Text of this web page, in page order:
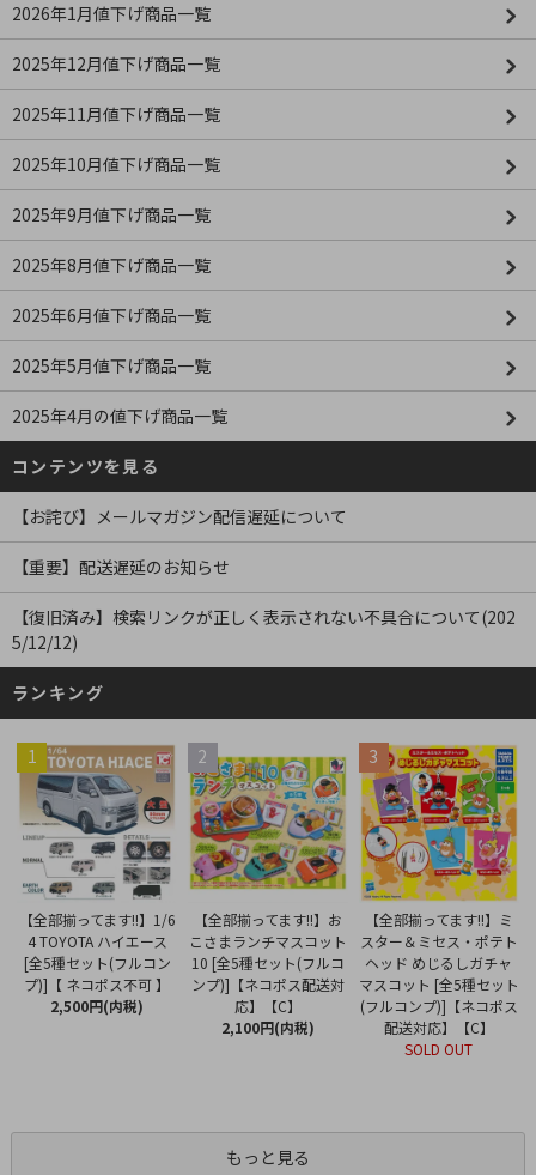
2026年1月値下げ商品一覧
2025年12月値下げ商品一覧
2025年11月値下げ商品一覧
2025年10月値下げ商品一覧
2025年9月値下げ商品一覧
2025年8月値下げ商品一覧
2025年6月値下げ商品一覧
2025年5月値下げ商品一覧
2025年4月の値下げ商品一覧
コンテンツを見る
【お詫び】メールマガジン配信遅延について
【重要】配送遅延のお知らせ
【復旧済み】検索リンクが正しく表示されない不具合について(202
5/12/12)
ランキング
1
【全部揃ってます!!】1/6
4 TOYOTA ハイエース
[全5種セット(フルコン
プ)]【 ネコポス不可 】
2,500円(内税)
2
【全部揃ってます!!】お
こさまランチマスコット
10 [全5種セット(フルコ
ンプ)]【ネコポス配送対
応】【C】
2,100円(内税)
3
【全部揃ってます!!】ミ
スター＆ミセス・ポテト
ヘッド めじるしガチャ
マスコット [全5種セット
(フルコンプ)]【ネコポス
配送対応】【C】
SOLD OUT
もっと見る